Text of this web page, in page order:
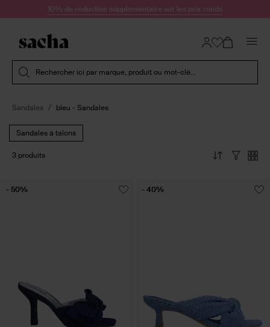
Passer au contenu10% de réduction supplémentaire sur les prix ronds
Rechercher ici par marque, produit ou mot-clé...
Sandales bleu - Sandales
Sandales à talons
3 produits
- 50% - 40%